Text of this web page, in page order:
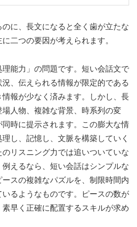
に、長文になると全く歯が立たな
二つの要因が考えられます。
能力」の問題です。短い会話文で
、伝えられる情報が限定的である
報が少なく済みます。しかし、長
人物、複雑な背景、時系列の変
時に提示されます。この膨大な情
し、記憶し、文脈を構築していく
リスニング力では追いついていな
えるなら、短い会話はシンプルな
スの複雑なパズルを、制限時間内
るようなものです。ピースの数が
早く正確に配置するスキルが求め